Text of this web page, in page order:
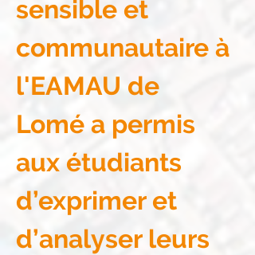
sensible et
communautaire à
l'EAMAU de
Lomé a permis
aux étudiants
d’exprimer et
d’analyser leurs